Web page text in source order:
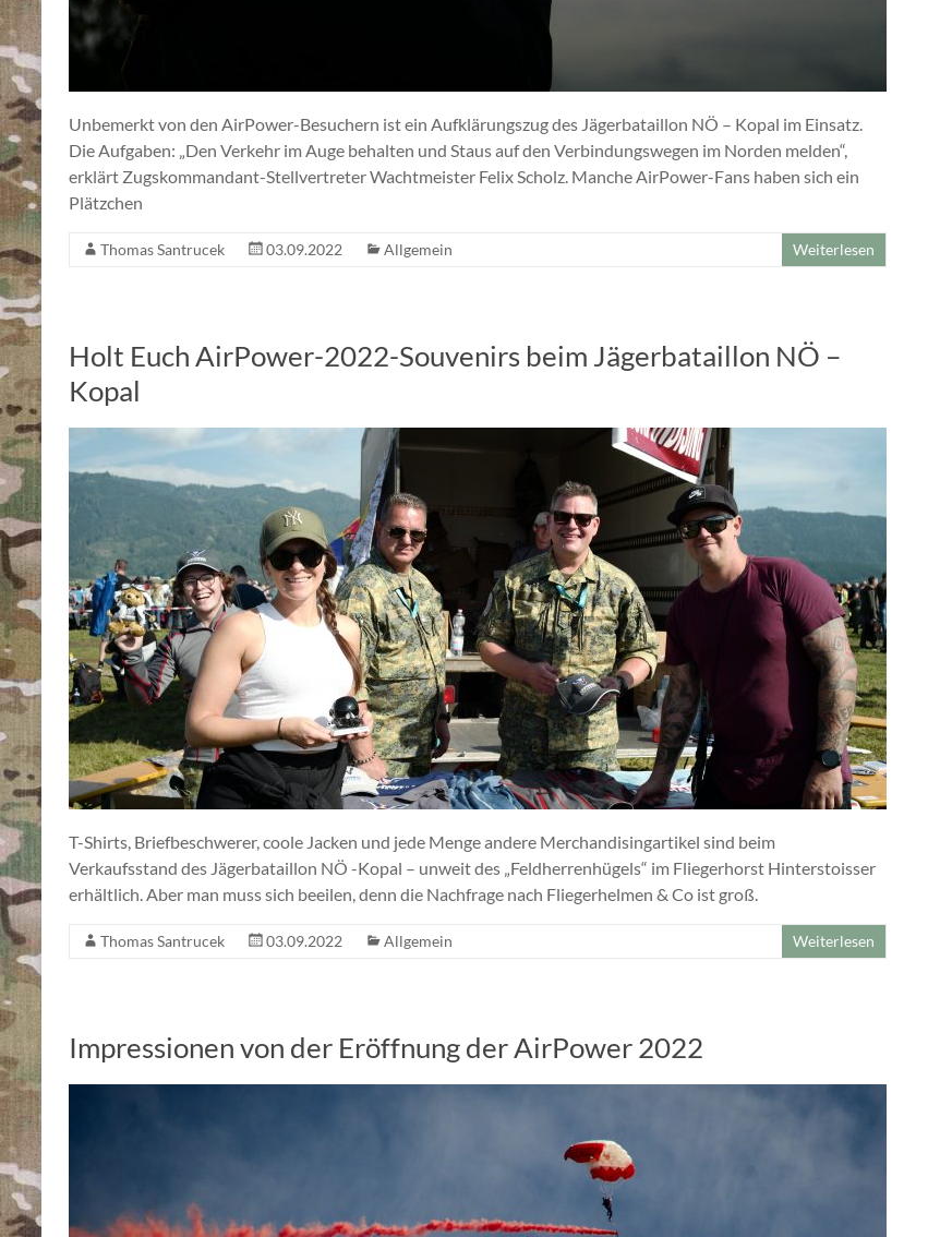
Unbemerkt von den AirPower-Besuchern ist ein Aufklärungszug des Jägerbataillon NÖ – Kopal im Einsatz.
Die Aufgaben: „Den Verkehr im Auge behalten und Staus auf den Verbindungswegen im Norden melden“,
erklärt Zugskommandant-Stellvertreter Wachtmeister Felix Scholz. Manche AirPower-Fans haben sich ein
Plätzchen
Thomas Santrucek 03.09.2022 Allgemein Weiterlesen
Holt Euch AirPower-2022-Souvenirs beim Jägerbataillon NÖ –
Kopal
T-Shirts, Briefbeschwerer, coole Jacken und jede Menge andere Merchandisingartikel sind beim
Verkaufsstand des Jägerbataillon NÖ -Kopal – unweit des „Feldherrenhügels“ im Fliegerhorst Hinterstoisser
erhältlich. Aber man muss sich beeilen, denn die Nachfrage nach Fliegerhelmen & Co ist groß.
Thomas Santrucek 03.09.2022 Allgemein Weiterlesen
Impressionen von der Eröffnung der AirPower 2022